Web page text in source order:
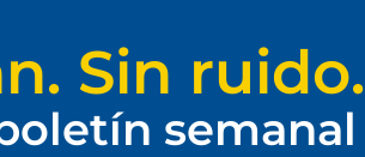
Sin ruido.
semanal